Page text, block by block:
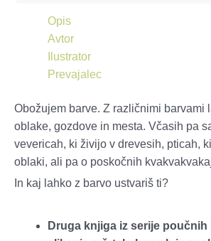
Opis
Avtor
Ilustrator
Prevajalec
Obožujem barve. Z različnimi barvami
oblake, gozdove in mesta. Včasih pa
vevericah, ki živijo v drevesih, pticah,
oblaki, ali pa o poskočnih
In kaj lahko z barvo ustvariš ti?
Druga knjiga iz serije